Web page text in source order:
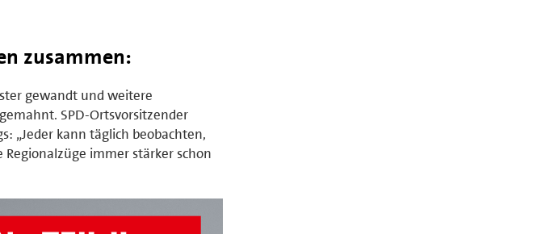
zusammen:
gewandt und weitere
SPD-Ortsvorsitzender
„Jeder kann täglich beobachten,
immer stärker schon